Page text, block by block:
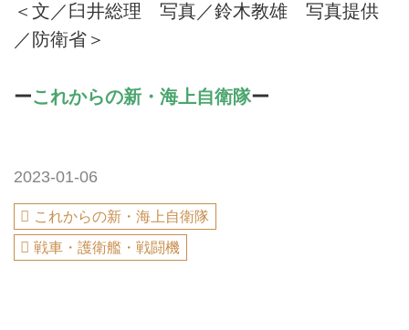
＜文／臼井総理 写真／鈴木教雄 写真提供
／防衛省＞
ーこれからの新・海上自衛隊ー
2023-01-06
これからの新・海上自衛隊
戦車・護衛艦・戦闘機